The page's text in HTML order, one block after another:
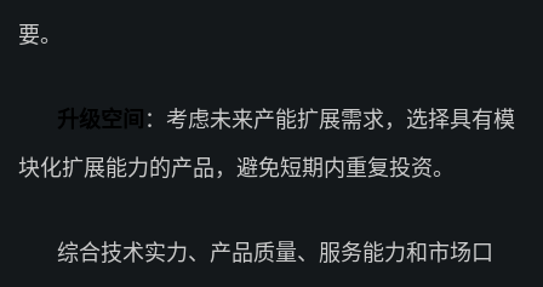
要。
升级空间 ：考虑未来产能扩展需求，选择具有模
块化扩展能力的产品，避免短期内重复投资。
综合技术实力、产品质量、服务能力和市场口